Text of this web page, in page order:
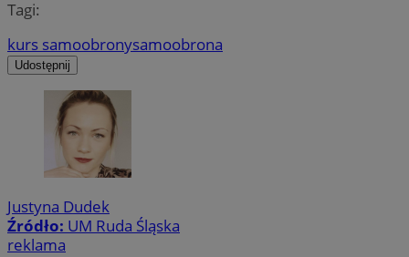
Tagi:
kurs samoobronysamoobrona
Udostępnij
Justyna Dudek
Źródło: UM Ruda Śląska
reklama